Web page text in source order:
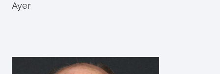
Ayer